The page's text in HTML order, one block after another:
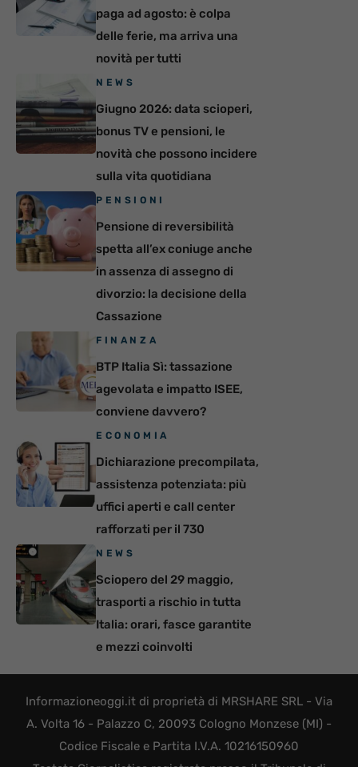
paga ad agosto: è colpa
delle ferie, ma arriva una
novità per tutti
NEWS
Giugno 2026: data scioperi,
bonus TV e pensioni, le
novità che possono incidere
sulla vita quotidiana
PENSIONI
Pensione di reversibilità
spetta all’ex coniuge anche
in assenza di assegno di
divorzio: la decisione della
Cassazione
FINANZA
BTP Italia Sì: tassazione
agevolata e impatto ISEE,
conviene davvero?
ECONOMIA
Dichiarazione precompilata,
assistenza potenziata: più
uffici aperti e call center
rafforzati per il 730
NEWS
Sciopero del 29 maggio,
trasporti a rischio in tutta
Italia: orari, fasce garantite
e mezzi coinvolti
Informazioneoggi.it di proprietà di MRSHARE SRL - Via
A. Volta 16 - Palazzo C, 20093 Cologno Monzese (MI) -
Codice Fiscale e Partita I.V.A. 10216150960